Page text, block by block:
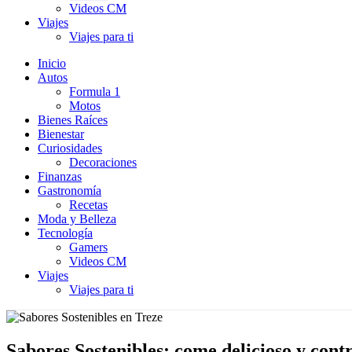
Videos CM
Viajes
Viajes para ti
Inicio
Autos
Formula 1
Motos
Bienes Raíces
Bienestar
Curiosidades
Decoraciones
Finanzas
Gastronomía
Recetas
Moda y Belleza
Tecnología
Gamers
Videos CM
Viajes
Viajes para ti